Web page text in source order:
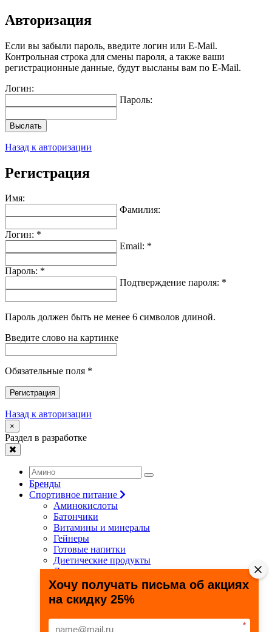
Авторизация
Если вы забыли пароль, введите логин или E-Mail.
Контрольная строка для смены пароля, а также ваши
регистрационные данные, будут высланы вам по E-Mail.
Логин:
Пароль:
Выслать
Назад к авторизации
Регистрация
Имя:
Фамилия:
Логин: *
Email: *
Пароль: *
Подтверждение пароля: *
Пароль должен быть не менее 6 символов длиной.
Введите слово на картинке
Обязательные поля *
Регистрация
Назад к авторизации
×
Раздел в разработке
Бренды
Спортивное питание
Аминокислоты
Батончики
Витамины и минералы
Гейнеры
Готовые напитки
Диетические продукты
Для связок и суставов
Жиросжигатели
Здоровье и долголетие
Креатин
Специальные препараты
Хочу получать письма об акциях
на скидку 25%
*